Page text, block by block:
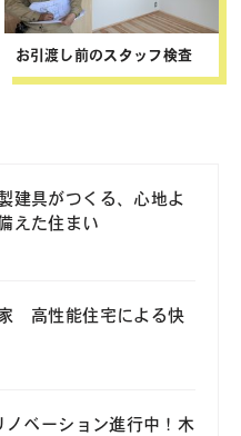
お引渡し前のスタッフ検査
建具がつくる、心地よ
えた住まい
高性能住宅による快
ノベーション進行中！木